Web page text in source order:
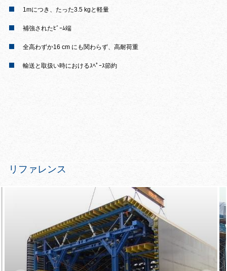
1mにつき、たった3.5 kgと軽量
補強されたﾋﾞｰﾑ端
全高わずか16 cm にも関わらず、高耐荷重
輸送と取扱い時におけるｽﾍﾟｰｽ節約
リファレンス